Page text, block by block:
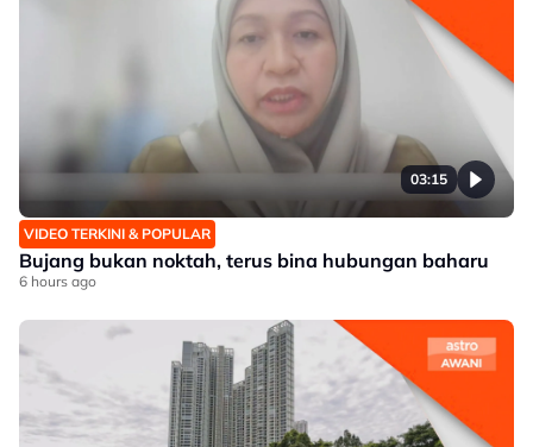
03:15
VIDEO TERKINI & POPULAR
Bujang bukan noktah, terus bina hubungan baharu
6 hours ago